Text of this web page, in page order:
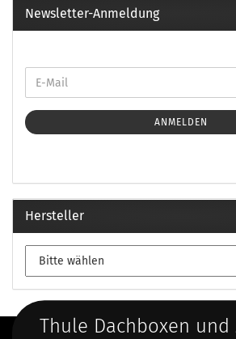
Newsletter-Anmeldung
ANMELDEN
Hersteller
Thule Dachboxen und